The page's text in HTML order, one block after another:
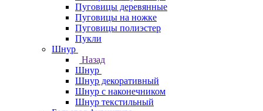
Пуговицы деревянные
Пуговицы на ножке
Пуговицы полиэстер
Пукли
Шнур
Назад
Шнур
Шнур декоративный
Шнур с наконечником
Шнур текстильный